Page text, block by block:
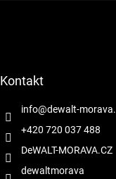
Kontakt
info@dewalt-
+420 720 037 488
DeWALT-MORAVA.CZ
dewaltmorava